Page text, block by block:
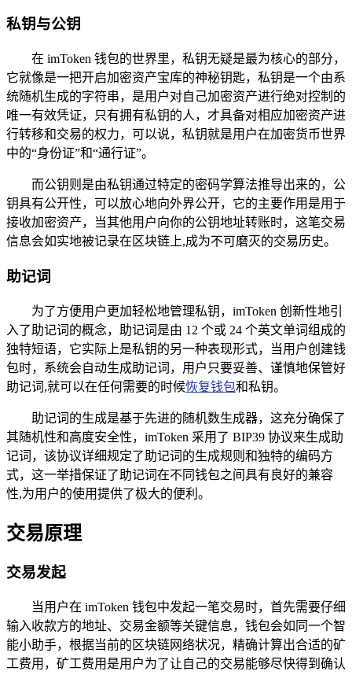
私钥与公钥
在 imToken 钱包的世界里，私钥无疑是最为核心的部分，
它就像是一把开启加密资产宝库的神秘钥匙，私钥是一个由系
统随机生成的字符串，是用户对自己加密资产进行绝对控制的
唯一有效凭证，只有拥有私钥的人，才具备对相应加密资产进
行转移和交易的权力，可以说，私钥就是用户在加密货币世界
中的“身份证”和“通行证”。
而公钥则是由私钥通过特定的密码学算法推导出来的，公
钥具有公开性，可以放心地向外界公开，它的主要作用是用于
接收加密资产，当其他用户向你的公钥地址转账时，这笔交易
信息会如实地被记录在区块链上,成为不可磨灭的交易历史。
助记词
为了方便用户更加轻松地管理私钥，imToken 创新性地引
入了助记词的概念，助记词是由 12 个或 24 个英文单词组成的
独特短语，它实际上是私钥的另一种表现形式，当用户创建钱
包时，系统会自动生成助记词，用户只要妥善、谨慎地保管好
助记词,就可以在任何需要的时候恢复钱包和私钥。
助记词的生成是基于先进的随机数生成器，这充分确保了
其随机性和高度安全性，imToken 采用了 BIP39 协议来生成助
记词，该协议详细规定了助记词的生成规则和独特的编码方
式，这一举措保证了助记词在不同钱包之间具有良好的兼容
性,为用户的使用提供了极大的便利。
交易原理
交易发起
当用户在 imToken 钱包中发起一笔交易时，首先需要仔细
输入收款方的地址、交易金额等关键信息，钱包会如同一个智
能小助手，根据当前的区块链网络状况，精确计算出合适的矿
工费用，矿工费用是用户为了让自己的交易能够尽快得到确认